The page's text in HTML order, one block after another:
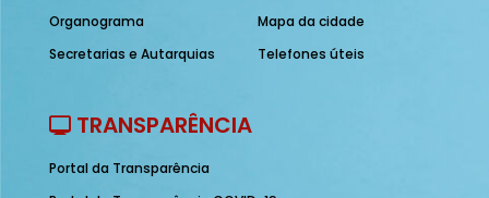
Organograma
Secretarias e Autarquias
Mapa da cidade
Telefones úteis
TRANSPARÊNCIA
Portal da Transparência